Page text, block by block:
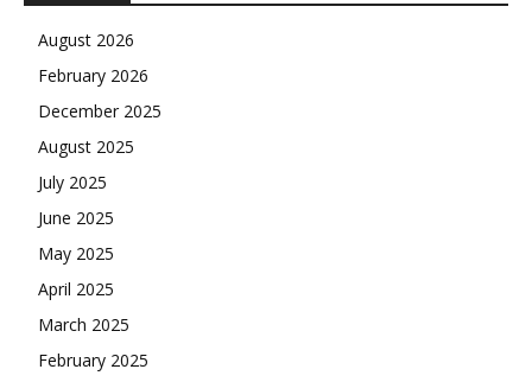
August 2026
February 2026
December 2025
August 2025
July 2025
June 2025
May 2025
April 2025
March 2025
February 2025